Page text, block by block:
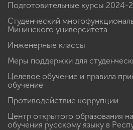
Подготовительные курсы 2024-
Студенческий
Мининского университета
Инженерные классы
Меры поддержки для
Целевое обучение и правила
обучение
Противодействие коррупции
Центр открытого образования
обучения русскому языку в